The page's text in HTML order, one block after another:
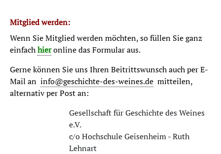
Mitglied werden:
Wenn Sie Mitglied werden möchten, so füllen Sie ganz
einfachhieronline das Formular aus.
Gerne können Sie uns Ihren Beitrittswunsch auch per E-
Mail an info@geschichte-des-weines.de mitteilen,
alternativ per Post an:
Gesellschaft für Geschichte des Weines
e.V.
c/o Hochschule Geisenheim - Ruth
Lehnart